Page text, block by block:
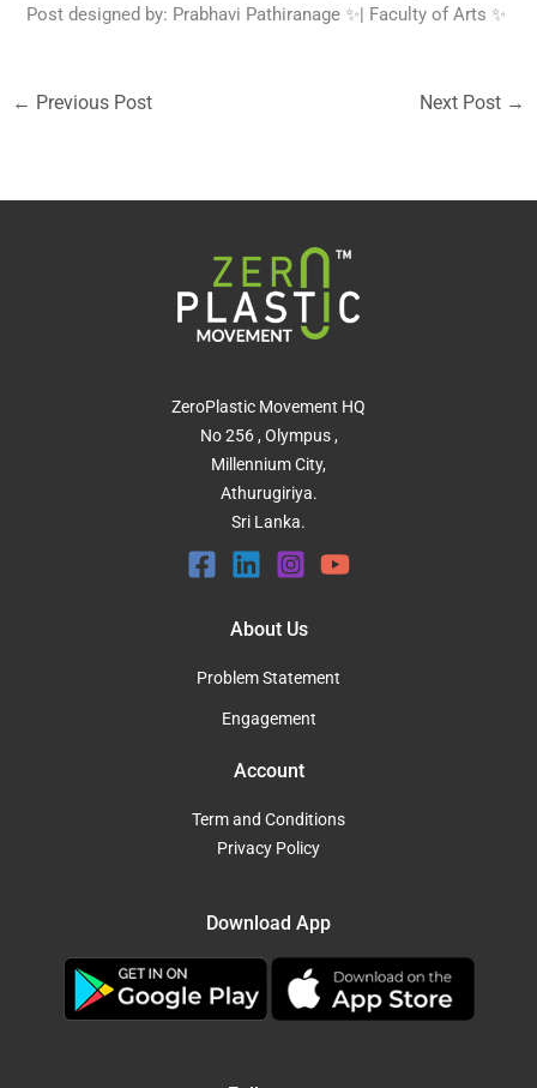
Post designed by: Prabhavi Pathiranage ✨| Faculty of Arts ✨
← Previous Post Next Post →
ZeroPlastic Movement HQ
No 256 , Olympus ,
Millennium City,
Athurugiriya.
Sri Lanka.
About Us
Problem Statement
Engagement
Account
Term and Conditions
Privacy Policy
Download App